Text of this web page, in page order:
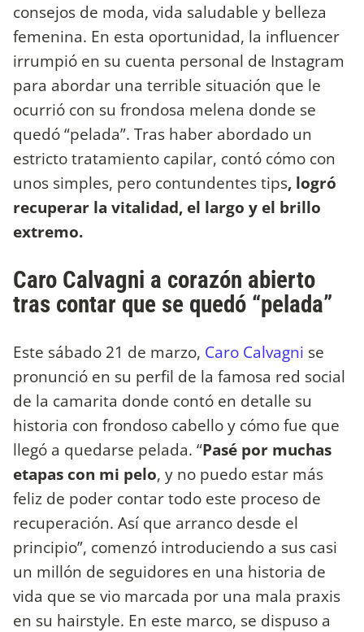
consejos de moda, vida saludable y belleza
femenina. En esta oportunidad, la influencer
irrumpió en su cuenta personal de Instagram
para abordar una terrible situación que le
ocurrió con su frondosa melena donde se
quedó “pelada”. Tras haber abordado un
estricto tratamiento capilar, contó cómo con
unos simples, pero contundentes tips, logró
recuperar la vitalidad, el largo y el brillo
extremo.
Caro Calvagni a corazón abierto
tras contar que se quedó “pelada”
Este sábado 21 de marzo, Caro Calvagni se
pronunció en su perfil de la famosa red social
de la camarita donde contó en detalle su
historia con frondoso cabello y cómo fue que
llegó a quedarse pelada. “Pasé por muchas
etapas con mi pelo, y no puedo estar más
feliz de poder contar todo este proceso de
recuperación. Así que arranco desde el
principio”, comenzó introduciendo a sus casi
un millón de seguidores en una historia de
vida que se vio marcada por una mala praxis
en su hairstyle. En este marco, se dispuso a